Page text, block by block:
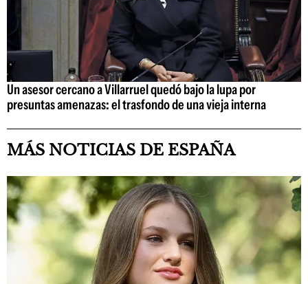
Un asesor cercano a Villarruel quedó bajo la lupa por
presuntas amenazas: el trasfondo de una vieja interna
MÁS NOTICIAS DE ESPAÑA